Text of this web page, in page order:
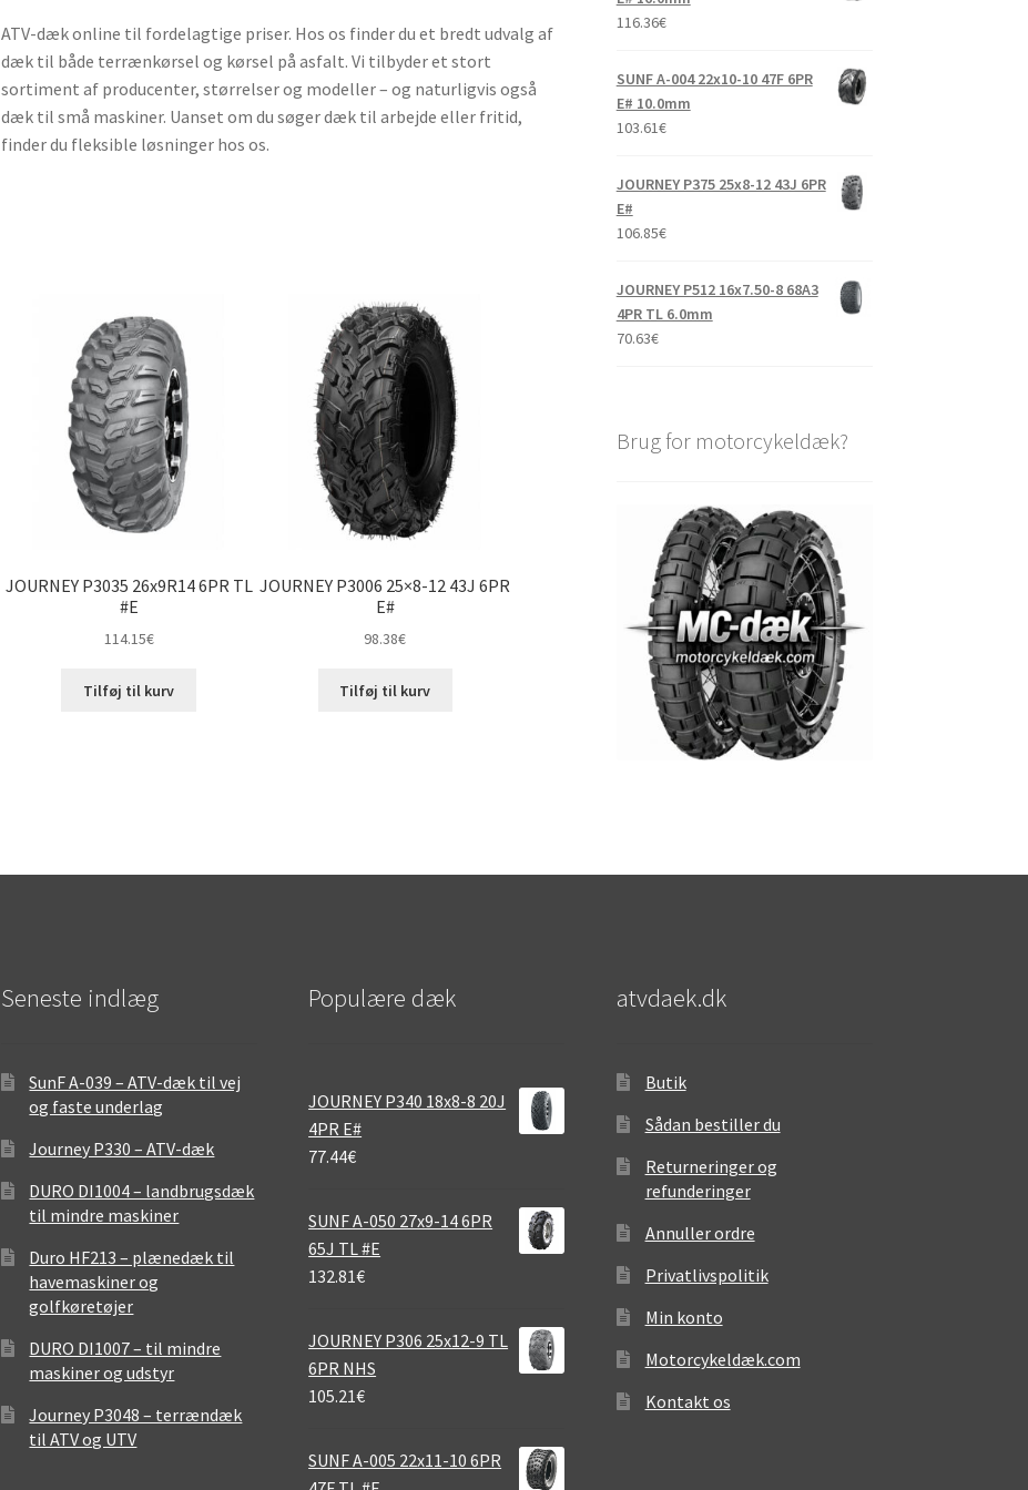
ATV-dæk online til fordelagtige priser. Hos os finder du et bredt udvalg af
dæk til både terrænkørsel og kørsel på asfalt. Vi tilbyder et stort
sortiment af producenter, størrelser og modeller – og naturligvis også
dæk til små maskiner. Uanset om du søger dæk til arbejde eller fritid,
finder du fleksible løsninger hos os.
JOURNEY P3035 26x9R14 6PR TL
#E
114.15€
Tilføj til kurv
JOURNEY P3006 25×8-12 43J 6PR
E#
98.38€
Tilføj til kurv
116.36€
SUNF A-004 22x10-10 47F 6PR
E# 10.0mm
103.61€
JOURNEY P375 25x8-12 43J 6PR
E#
106.85€
JOURNEY P512 16x7.50-8 68A3
4PR TL 6.0mm
70.63€
Brug for motorcykeldæk?
Seneste indlæg
SunF A-039 – ATV-dæk til vej
og faste underlag
Journey P330 – ATV-dæk
DURO DI1004 – landbrugsdæk
til mindre maskiner
Duro HF213 – plænedæk til
havemaskiner og
golfkøretøjer
DURO DI1007 – til mindre
maskiner og udstyr
Journey P3048 – terrændæk
til ATV og UTV
Populære dæk
JOURNEY P340 18x8-8 20J
4PR E#
77.44€
SUNF A-050 27x9-14 6PR
65J TL #E
132.81€
JOURNEY P306 25x12-9 TL
6PR NHS
105.21€
SUNF A-005 22x11-10 6PR
atvdaek.dk
Butik
Sådan bestiller du
Returneringer og
refunderinger
Annuller ordre
Privatlivspolitik
Min konto
Motorcykeldæk.com
Kontakt os